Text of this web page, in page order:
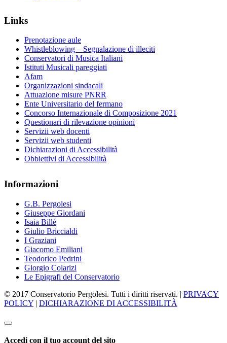
Links
Prenotazione aule
Whistleblowing – Segnalazione di illeciti
Conservatori di Musica Italiani
Istituti Musicali pareggiati
Afam
Organizzazioni sindacali
Attuazione misure PNRR
Ente Universitario del fermano
Concorso Internazionale di Composizione 2021
Questionari di rilevazione opinioni
Servizii web docenti
Servizii web studenti
Dichiarazioni di Accessibilità
Obbiettivi di Accessibilità
Informazioni
G.B. Pergolesi
Giuseppe Giordani
Isaia Billé
Giulio Briccialdi
I Graziani
Giacomo Emiliani
Teodorico Pedrini
Giorgio Colarizi
Le Epigrafi del Conservatorio
© 2017 Conservatorio Pergolesi. Tutti i diritti riservati. | PRIVACY
POLICY | DICHIARAZIONE DI ACCESSIBILITÀ
Accedi con il tuo account del sito